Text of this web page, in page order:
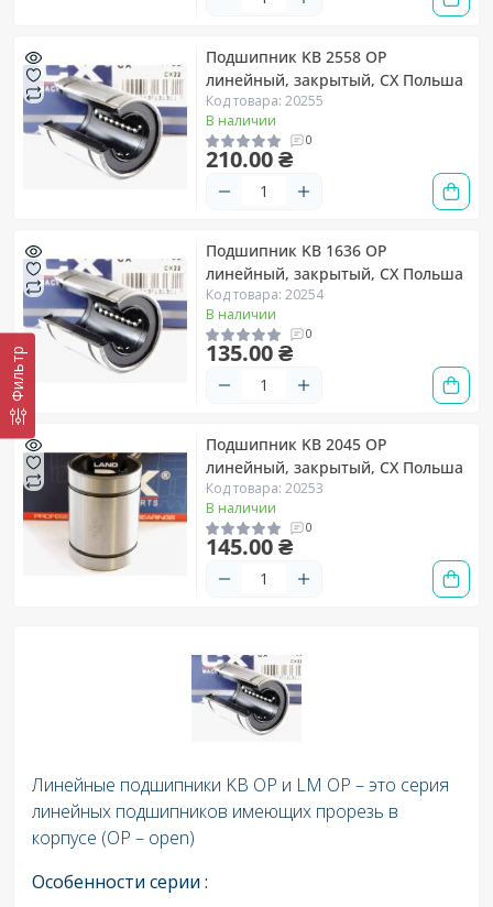
Фильтр
Подшипник KB 2558 OP
линейный, закрытый, CX Польша
Код товара: 20255
В наличии
0
210.00 ₴
Подшипник KB 1636 OP
линейный, закрытый, CX Польша
Код товара: 20254
В наличии
0
135.00 ₴
Подшипник KB 2045 OP
линейный, закрытый, CX Польша
Код товара: 20253
В наличии
0
145.00 ₴
Линейные подшипники KB OP и LM OP – это серия
линейных подшипников имеющих прорезь в
корпусе (OP – open)
Особенности серии :